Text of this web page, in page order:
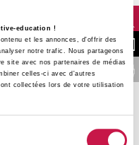
education !
et les annonces, d'offrir des
notre trafic. Nous partageons
site avec nos partenaires de médias
celles-ci avec d'autres
collectées lors de votre utilisation
NOUS
FINANCER VOTRE
une approche
la transformation
illustreront des
défis actuels des